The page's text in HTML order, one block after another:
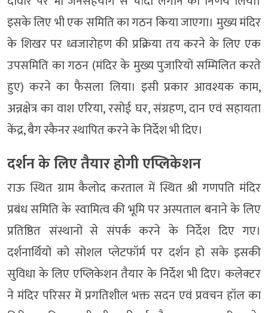
इसके लिए भी एक समिति का गठन किया जाएगा। मुख्य मंदिर
के शिखर पर ध्वजारोहण की प्रक्रिया तय करने के लिए एक
उपसमिति का गठन (मंदिर के मुख्य पुजारियों सम्मिलित करते
हुए) करने का फैसला लिया। इसी प्रकार आवश्यक काम,
अन्नक्षेत्र का वाश एरिया, रसोई घर, संग्रहण, दान एवं सहायता
केंद्र, बैग स्कैनर स्थापित करने के निर्देश भी दिए।
दर्शन के लिए तैयार होगी एप्लिकेशन
राऊ स्थित ग्राम कैलोद करताल में स्थित श्री गणपति मंदिर
प्रबंध समिति के स्वामित्व की भूमि पर अस्पताल बनाने के लिए
प्रतिष्ठित संस्थानों से संपर्क करने के निर्देश दिए गए।
दर्शनार्थियों को सोशल प्लेटफॉर्म पर दर्शन हो सके इसकी
सुविधा के लिए एप्लिकेशन तैयार के निर्देश भी दिए। कलेक्टर
ने मंदिर परिसर में प्रगतिशील भक्त सदन एवं प्रवचन हॉल का